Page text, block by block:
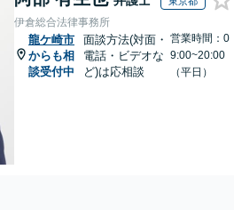
伊倉総合法律事務所
龍ケ崎市
からも相
談受付中
面談方法(対面・
電話・ビデオな
ど)は応相談
営業時間：0
9:00~20:00
（平日）